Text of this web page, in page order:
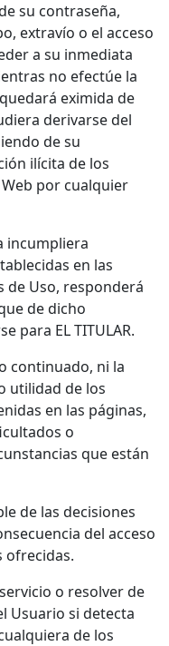
su contraseña,
extravío o el acceso
a su inmediata
no efectúe la
eximida de
derivarse del
de su
ilícita de los
por cualquier
incumpliera
en las
de Uso, responderá
de dicho
para EL TITULAR.
continuado, ni la
utilidad de los
en las páginas,
o
que están
de las decisiones
del acceso
ofrecidas.
o resolver de
Usuario si detecta
de los